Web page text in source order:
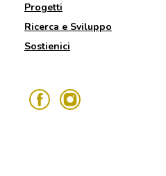
Progetti
Ricerca e Sviluppo
Sostienici